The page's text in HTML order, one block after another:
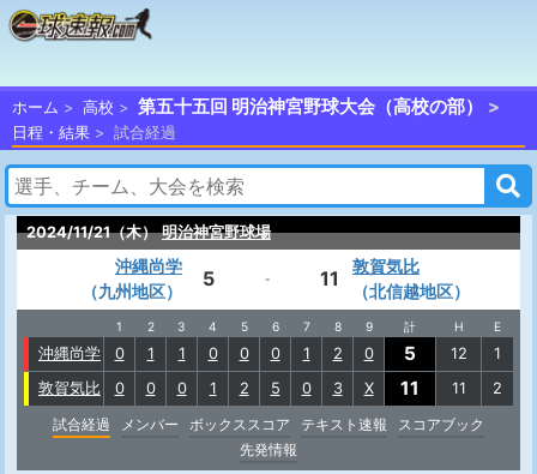
ホーム 高校 第五十五回 明治神宮野球大会（高校の部）
日程・結果 試合経過
2024/11/21（木） 明治神宮野球場
沖縄尚学
（九州地区）
5 - 11
敦賀気比
（北信越地区）
1 2 3 4 5 6 7 8 9 計 H E
沖縄尚学 0 1 1 0 0 0 1 2 0 5 12
1
敦賀気比
0 0 0 1 2 5 0 3 X 11 11
2
試合経過
メンバー ボックススコア テキスト速報
スコアブック
先発情報